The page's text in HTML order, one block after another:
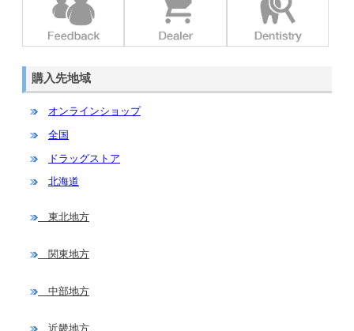
購入先地域
オンラインショップ
全国
ドラッグストア
北海道
東北地方
関東地方
中部地方
近畿地方